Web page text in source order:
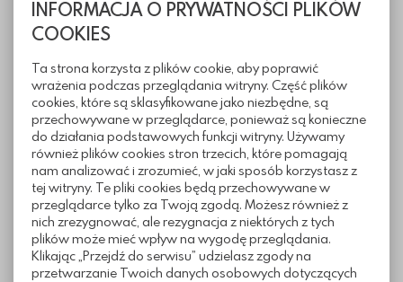
INFORMACJA O PRYWATNOŚCI PLIKÓW
COOKIES
Ta strona korzysta z plików cookie, aby poprawić
wrażenia podczas przeglądania witryny. Część plików
cookies, które są sklasyfikowane jako niezbędne, są
przechowywane w przeglądarce, ponieważ są konieczne
do działania podstawowych funkcji witryny. Używamy
również plików cookies stron trzecich, które pomagają
nam analizować i zrozumieć, w jaki sposób korzystasz z
tej witryny. Te pliki cookies będą przechowywane w
przeglądarce tylko za Twoją zgodą. Możesz również z
nich zrezygnować, ale rezygnacja z niektórych z tych
plików może mieć wpływ na wygodę przeglądania.
Klikając „Przejdź do serwisu” udzielasz zgody na
przetwarzanie Twoich danych osobowych dotyczących
Informacje techniczne
Pliki do pobrania